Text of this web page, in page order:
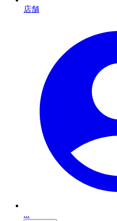
店舗
...